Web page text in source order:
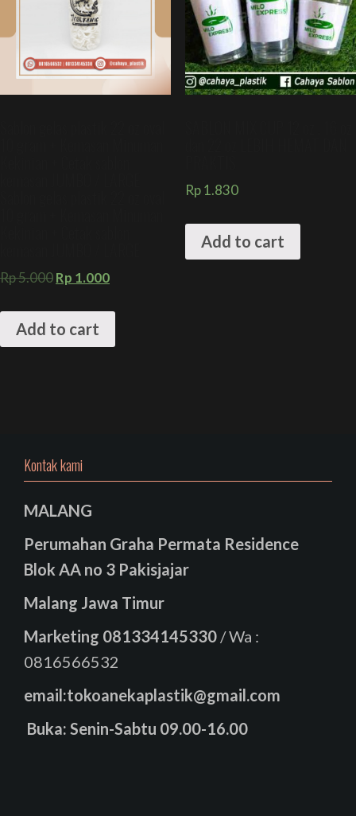
Rp5.000Rp 1.000
Add to cart
Rp1.830
Add to cart
Kontak kami
MALANG
Perumahan Graha Permata Residence
Blok AA no 3 Pakisjajar
Malang Jawa Timur
Marketing 081334145330 / Wa :
0816566532
email:tokoanekaplastik@gmail.com
Buka: Senin-Sabtu 09.00-16.00